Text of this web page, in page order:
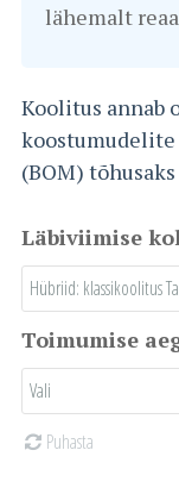
lähemalt
Koolitus annab
(BOM)
Läbiviimise
Toimumise
Puhasta